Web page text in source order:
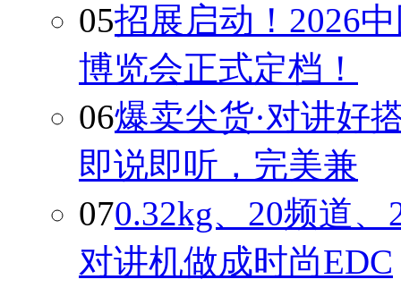
05招展启动！2026
博览会正式定档！
06爆卖尖货·对讲好
即说即听，完美兼
070.32kg、20频道
对讲机做成时尚EDC